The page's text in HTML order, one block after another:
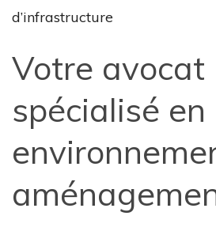
d’infrastructure
Votre avocat
spécialisé en